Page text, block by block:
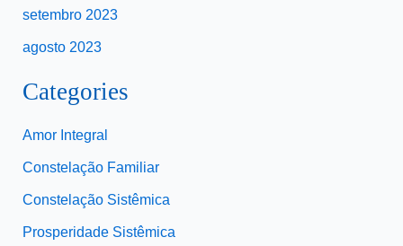
setembro 2023
agosto 2023
Categories
Amor Integral
Constelação Familiar
Constelação Sistêmica
Prosperidade Sistêmica